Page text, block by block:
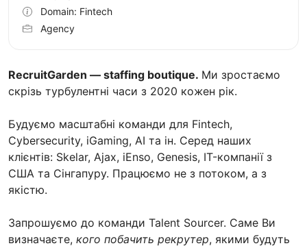
RecruitGarden — staffing boutique. Ми зростаємо
скрізь турбулентні часи з 2020 кожен рік.
Будуємо масштабні команди для Fintech,
Cybersecurity, iGaming, AI та ін. Серед наших
клієнтів: Skelar, Ajax, iEnso, Genesis, IT-компанії з
США та Сінгапуру. Працюємо не з потоком, а з
якістю.
Запрошуємо до команди Talent Sourcer. Саме Ви
визначаєте, кого побачить рекрутер, якими будуть
Domain: Fintech
Agency